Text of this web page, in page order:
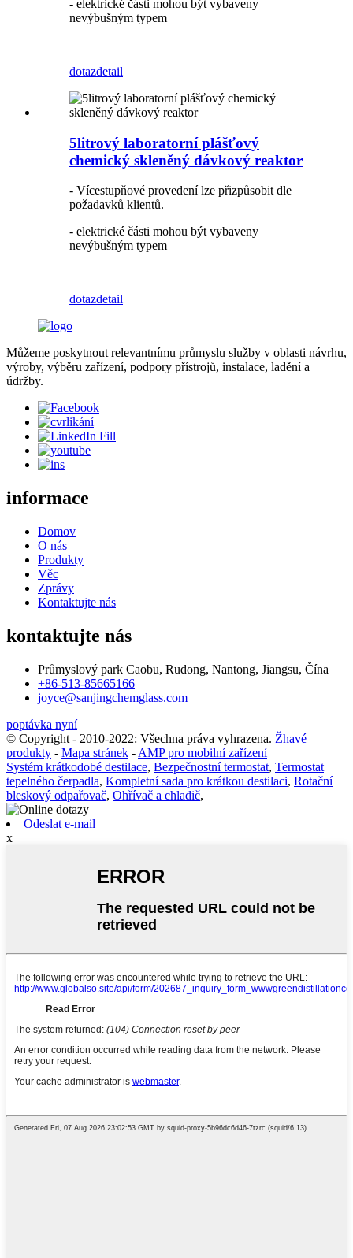
- elektrické části mohou být vybaveny
nevýbušným typem
dotazdetail
5litrový laboratorní plášťový
chemický skleněný dávkový reaktor
- Vícestupňové provedení lze přizpůsobit dle
požadavků klientů.
- elektrické části mohou být vybaveny
nevýbušným typem
dotazdetail
Můžeme poskytnout relevantnímu průmyslu služby v oblasti návrhu,
výroby, výběru zařízení, podpory přístrojů, instalace, ladění a
údržby.
informace
Domov
O nás
Produkty
Věc
Zprávy
Kontaktujte nás
kontaktujte nás
Průmyslový park Caobu, Rudong, Nantong, Jiangsu, Čína
+86-513-85665166
joyce@sanjingchemglass.com
poptávka nyní
© Copyright - 2010-2022: Všechna práva vyhrazena. Žhavé
produkty - Mapa stránek - AMP pro mobilní zařízení
Systém krátkodobé destilace, Bezpečnostní termostat, Termostat
tepelného čerpadla, Kompletní sada pro krátkou destilaci, Rotační
bleskový odpařovač, Ohřívač a chladič,
Odeslat e-mail
x